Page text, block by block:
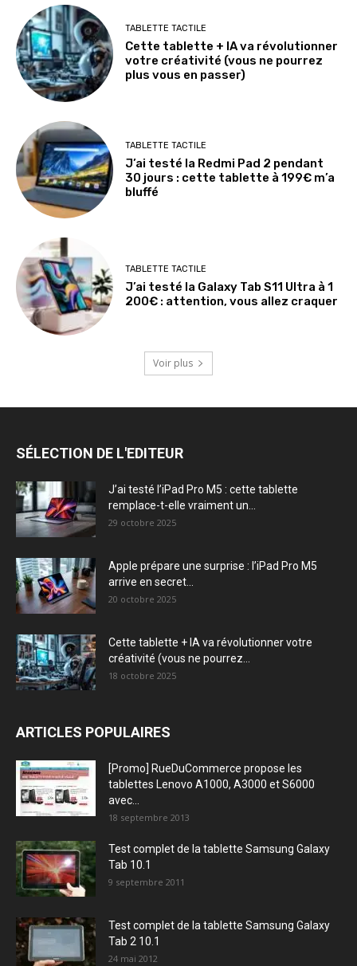
TABLETTE TACTILE
Cette tablette + IA va révolutionner
votre créativité (vous ne pourrez
plus vous en passer)
TABLETTE TACTILE
J’ai testé la Redmi Pad 2 pendant
30 jours : cette tablette à 199€ m’a
bluffé
TABLETTE TACTILE
J’ai testé la Galaxy Tab S11 Ultra à 1
200€ : attention, vous allez craquer
Voir plus
SÉLECTION DE L'EDITEUR
J’ai testé l’iPad Pro M5 : cette tablette
remplace-t-elle vraiment un...
29 octobre 2025
Apple prépare une surprise : l’iPad Pro M5
arrive en secret...
20 octobre 2025
Cette tablette + IA va révolutionner votre
créativité (vous ne pourrez...
18 octobre 2025
ARTICLES POPULAIRES
[Promo] RueDuCommerce propose les
tablettes Lenovo A1000, A3000 et S6000
avec...
18 septembre 2013
Test complet de la tablette Samsung Galaxy
Tab 10.1
9 septembre 2011
Test complet de la tablette Samsung Galaxy
Tab 2 10.1
24 mai 2012